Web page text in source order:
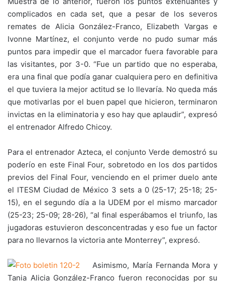
complicados en cada set, que a pesar de los severos
remates de Alicia González-Franco, Elizabeth Vargas e
Ivonne Martínez, el conjunto verde no pudo sumar más
puntos para impedir que el marcador fuera favorable para
las visitantes, por 3-0. “Fue un partido que no esperaba,
era una final que podía ganar cualquiera pero en definitiva
el que tuviera la mejor actitud se lo llevaría. No queda más
que motivarlas por el buen papel que hicieron, terminaron
invictas en la eliminatoria y eso hay que aplaudir”, expresó
el entrenador Alfredo Chicoy.
Para el entrenador Azteca, el conjunto Verde demostró su
poderío en este Final Four, sobretodo en los dos partidos
previos del Final Four, venciendo en el primer duelo ante
el ITESM Ciudad de México 3 sets a 0 (25-17; 25-18; 25-
15), en el segundo día a la UDEM por el mismo marcador
(25-23; 25-09; 28-26), “al final esperábamos el triunfo, las
jugadoras estuvieron desconcentradas y eso fue un factor
para no llevarnos la victoria ante Monterrey”, expresó.
Asimismo, María Fernanda Mora y
Tania Alicia González-Franco fueron reconocidas por su